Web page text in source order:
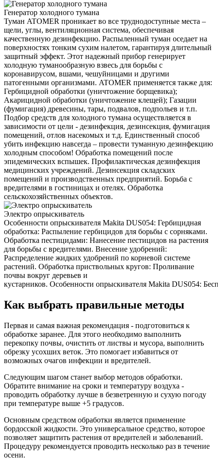
Генератор холодного тумана
Туман ATOMER проникает во все труднодоступные места –
щели, углы, вентиляционная система, обеспечивая
качественную дезинфекцию. Распыленный туман оседает на
поверхностях тонким сухим налетом, гарантируя длительный
защитный эффект. Этот надежный прибор генерирует
холодную туманообразную взвесь для борьбы с
коронавирусом, вшами, чешуйницами и другими
патогенными организмами. ATOMER применяется также для:
Гербицидной обработки (уничтожение борщевика);
Акарицидной обработки (уничтожение клещей); Газации
(фумигация) древесины, тары, подвалов, подпольев и т.п.
Подбор средств для холодного тумана осуществляется в
зависимости от цели - дезинфекция, дезинсекция, фумигация
помещений, отлов насекомых и т.д. Единственный способ
убить инфекцию навсегда – провести туманную дезинфекцию
холодным способом! Обработка помещений после
эпидемических вспышек. Профилактическая дезинфекция
медицинских учреждений. Дезинсекция складских
помещений и производственных предприятий. Борьба с
вредителями в гостиницах и отелях. Обработка
сельскохозяйственных объектов.
Электро опрыскиватель
Особенности опрыскивателя Makita DUS054: Гербицидная
обработка: Распыление гербицидов для борьбы с сорняками.
Обработка пестицидами: Нанесение пестицидов на растения
для борьбы с вредителями. Внесение удобрений:
Распределение жидких удобрений по корневой системе
растений. Обработка приствольных кругов: Проливание
почвы вокруг деревьев и
кустарников. Особенности опрыскивателя Makita DUS054:
Как выбрать правильные методы
Первая и самая важная рекомендация - подготовиться к
обработке заранее. Для этого необходимо выполнить
перекопку почвы, очистить от листвы и мусора, выполнить
обрезку усохших веток. Это помогает избавиться от
возможных очагов инфекции и вредителей.
Следующим шагом станет выбор методов обработки.
Обратите внимание на сроки и температуру воздуха -
проводить обработку лучше в безветренную и сухую погоду
при температуре выше +5 градусов.
Основным средством обработки является применение
бордосской жидкости. Это универсальное средство, которое
позволяет защитить растения от вредителей и заболеваний.
Процедуру рекомендуется проводить несколько раз в течение
осени.